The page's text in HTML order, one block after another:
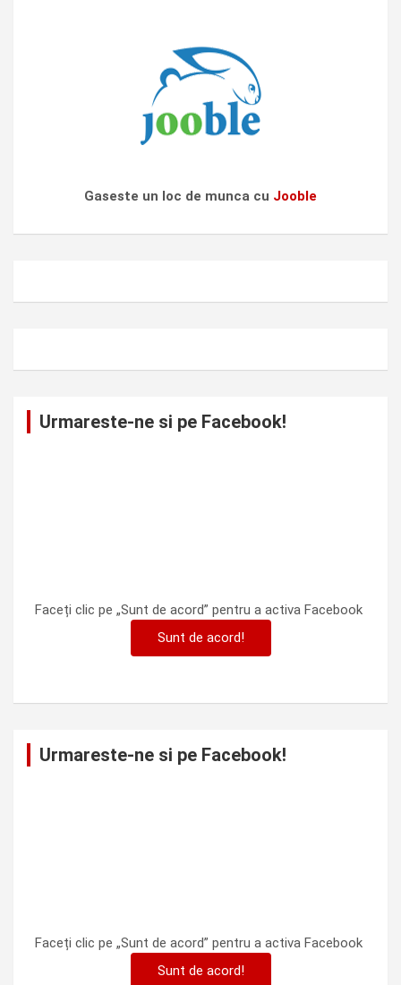
Gaseste un loc de munca cu Jooble
Urmareste-ne si pe Facebook!
Faceți clic pe „Sunt de acord” pentru a activa Facebook
Sunt de acord!
Urmareste-ne si pe Facebook!
Faceți clic pe „Sunt de acord” pentru a activa Facebook
Sunt de acord!